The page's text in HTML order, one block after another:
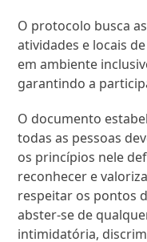
O protocolo busca
atividades e locais
em ambiente
garantindo a
O documento
todas as pessoas
os princípios nele
reconhecer e
respeitar os pontos
abster-se de
intimidatória,